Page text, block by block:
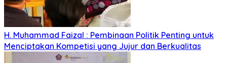
H. Muhammad Faizal : Pembinaan Politik Penting untuk
Menciptakan Kompetisi yang Jujur dan Berkualitas